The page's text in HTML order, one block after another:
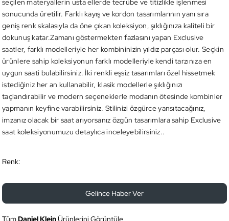
seçilen materyallerin usta ellerde tecrübe ve titizlikle işlenmesi
sonucunda üretilir. Farklı kayış ve kordon tasarımlarının yanı sıra
geniş renk skalasıyla da öne çıkan koleksiyon, şıklığınıza kaliteli bir
dokunuş katar.Zamanı göstermekten fazlasını yapan Exclusive
saatler, farklı modelleriyle her kombininizin yıldız parçası olur. Seçkin
ürünlere sahip koleksiyonun farklı modelleriyle kendi tarzınıza en
uygun saati bulabilirsiniz. İki renkli eşsiz tasarımları özel hissetmek
istediğiniz her an kullanabilir, klasik modellerle şıklığınızı
taçlandırabilir ve modern seçeneklerle modanın ötesinde kombinler
yapmanın keyfine varabilirsiniz. Stilinizi özgürce yansıtacağınız,
imzanız olacak bir saat arıyorsanız özgün tasarımlara sahip Exclusive
saat koleksiyonumuzu detaylıca inceleyebilirsiniz..
Renk:
Gelince Haber Ver
TümDaniel KleinÜrünlerini Görüntüle